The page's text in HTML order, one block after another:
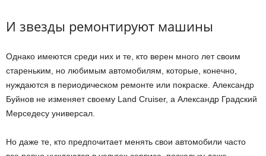
И звезды ремонтируют машины
Однако имеются среди них и те, кто верен много лет своим
стареньким, но любимым автомобилям, которые, конечно,
нуждаются в периодическом ремонте или покраске. Александр
Буйнов не изменяет своему Land Cruiser, а Александр Градский
Мерседесу универсал.
Но даже те, кто предпочитает менять свои автомобили часто